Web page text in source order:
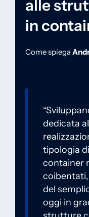
alle
in
Come spiega
dedicata
tipologia
container
del
oggi in